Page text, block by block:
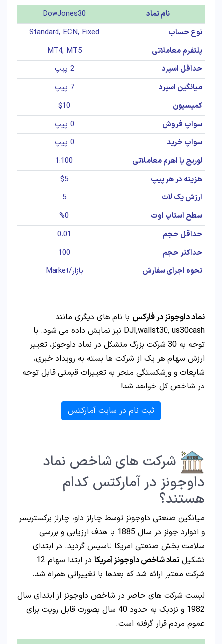
نام نماد
DowJones30
نوع حساب
Standard, ECN, Fixed
پلتفرم معاملاتی
MT4, MT5
حداقل اسپرد
2 پیپ
میانگین اسپرد
7 پیپ
کمیسیون
$10
سواپ فروش
0 پیپ
سواپ خرید
0 پیپ
لوریج یا اهرم معاملاتی
1:100
هزینه در هر پیپ
$5
ارزش یک لات
5
سطح استاپ اوت
%0
حداقل حجم
0.01
حداکثر حجم
100
نحوه اجرای سفارش
بازار/Market
نماد داوجونز در فارکس با نام های دیگری مانند
DJI,wallst30, us30cash نیز نمایش داده می شود. با
توجه به 30 شرکت بزرگ متشکل در نماد داوجونز، تغییر
ارزش سهام هر یک از شرکت ها بسته به رویداد خبری،
شایعات و ورشکستگی منجر به تغییرات قیمتی قابل توجه
در شاخص کل خواهد شد!
ثبت نام در سایت آمارکتس
شرکت های شاخص نماد
داوجونز در آمارکتس کدام
هستند؟
میانگین صنعتی داوجونز توسط چارلز داو، چارلز برگستریسر
و ادوارد جونز در سال 1885 با هدف ارزیابی و بررسی
سلامت بخش صنعتی امریکا تاسیس گردید. در ابتدای
تشکیل نماد شاخص داوجونز آمریکا
در ابتدا سهام 12
شرکت معتبر ارائه شد که بعدها با تغییراتی همراه شد.
لیست شرکت های حاضر در شاخص داوجونز از ابتدای سال
1982 و نزدیک به حدود 40 سال بصورت قابل رویت برای
عموم مردم قرار گرفته است.